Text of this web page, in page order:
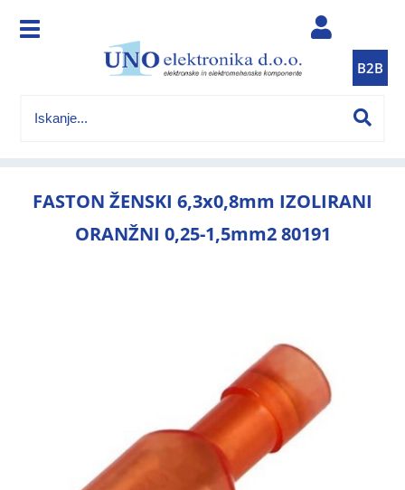
B2B
FASTON ŽENSKI 6,3x0,8mm IZOLIRANI
ORANŽNI 0,25-1,5mm2 80191